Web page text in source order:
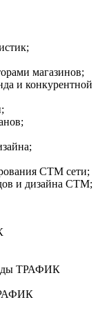
магазинов;
и конкурентной
СТМ сети;
и дизайна СТМ;